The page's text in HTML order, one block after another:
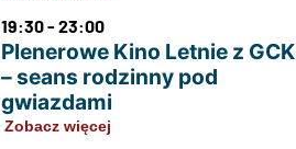
19:30 - 23:00
Plenerowe Kino Letnie z GCK
– seans rodzinny pod
gwiazdami
Zobacz więcej